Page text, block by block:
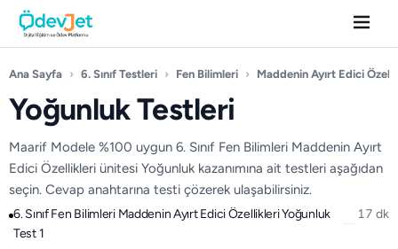
Ana Sayfa › 6. Sınıf Testleri › Fen Bilimleri › Maddenin Ayırt Edici
Yoğunluk Testleri
Maarif Modele %100 uygun 6. Sınıf Fen Bilimleri Maddenin Ayırt
Edici Özellikleri ünitesi Yoğunluk kazanımına ait testleri aşağıdan
seçin. Cevap anahtarına testi çözerek ulaşabilirsiniz.
6. Sınıf Fen Bilimleri Maddenin Ayırt Edici Özellikleri Yoğunluk
Test 1
17 dk